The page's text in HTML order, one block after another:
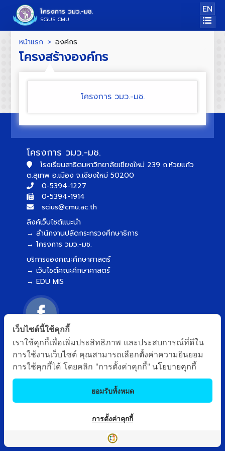
โครงการ วมว.-มช.
SCiUS CMU
EN
หน้าแรก องค์กร
โครงสร้างองค์กร
โครงการ วมว.-มช.
โครงการ วมว.-มช.
โรงเรียนสาธิตมหาวิทยาลัยเชียงใหม่ 239 ถ.ห้วยแก้ว
ต.สุเทพ อ.เมือง จ.เชียงใหม่ 50200
0-5394-1227
0-5394-1914
scius@cmu.ac.th
ลิงค์เว็บไซต์แนะนำ
→ สำนักงานปลัดกระทรวงศึกษาธิการ
→ โครงการ วมว.-มช.
บริการของคณะศึกษาศาสตร์
→ เว็บไซต์คณะศึกษาศาสตร์
→ EDU MIS
Copyright © 2018 EDU CMU All rights reserved.|ผังเว็บไซต์
เว็บไซต์นี้ใช้คุกกี้
เราใช้คุกกี้เพื่อเพิ่มประสิทธิภาพ และประสบการณ์ที่ดีใน
การใช้งานเว็บไซต์ คุณสามารถเลือกตั้งค่าความยินยอม
การใช้คุกกี้ได้ โดยคลิก "การตั้งค่าคุกกี้" นโยบายคุกกี้
ยอมรับทั้งหมด
การตั้งค่าคุกกี้